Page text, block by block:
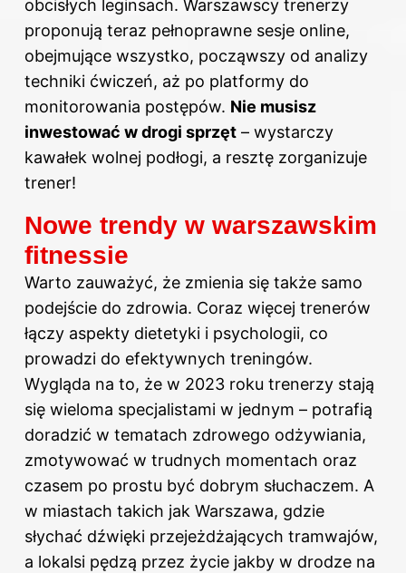
obcisłych leginsach. Warszawscy trenerzy
proponują teraz pełnoprawne sesje online,
obejmujące wszystko, począwszy od analizy
techniki ćwiczeń, aż po platformy do
monitorowania postępów. Nie musisz
inwestować w drogi sprzęt – wystarczy
kawałek wolnej podłogi, a resztę zorganizuje
trener!
Nowe trendy w warszawskim
fitnessie
Warto zauważyć, że zmienia się także samo
podejście do zdrowia. Coraz więcej trenerów
łączy aspekty dietetyki i psychologii, co
prowadzi do efektywnych treningów.
Wygląda na to, że w 2023 roku trenerzy stają
się wieloma specjalistami w jednym – potrafią
doradzić w tematach zdrowego odżywiania,
zmotywować w trudnych momentach oraz
czasem po prostu być dobrym słuchaczem. A
w miastach takich jak Warszawa, gdzie
słychać dźwięki przejeżdżających tramwajów,
a lokalsi pędzą przez życie jakby w drodze na